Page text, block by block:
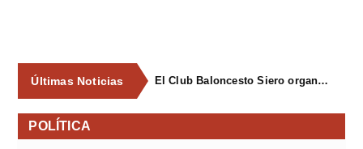
Últimas Noticias El Club Baloncesto Siero organizará su primer campus para niños del 1 al 4 de septiembre en Pola de Siero
POLÍTICA